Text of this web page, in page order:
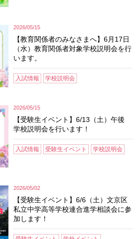
2026/05/15
【教育関係者のみなさまへ】6月17日
（水）教育関係者対象学校説明会を行
います。
入試情報 学校説明会
2026/05/15
【受験生イベント】6/13（土）午後
学校説明会を行います！
入試情報 受験生イベント 学校説明会
2026/05/02
【受験生イベント】6/6（土）文京区
私立中学高等学校連合進学相談会に参
加します！